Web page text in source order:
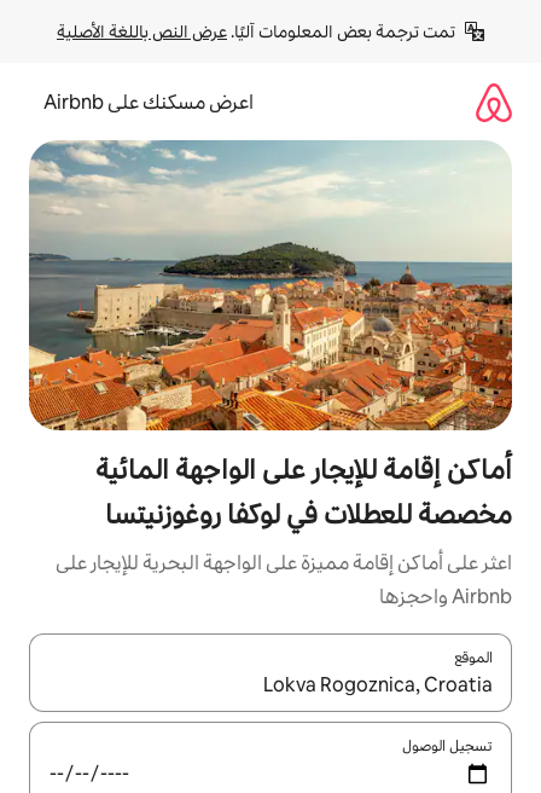
آليًا. عرض النص باللغة الأصلية
على الواجهة المائية
لوكفا روغوزنيتسا
على الواجهة البحرية للإيجار على
باستخدام السهمين لأعلى ولأسفل أو استكشف عن طريق اللمس أو السحب.